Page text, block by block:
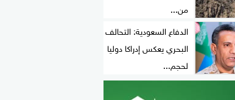
من...
الدفاع السعودية: التحالف
البحري يعكس إدراكا دوليا
لحجم...